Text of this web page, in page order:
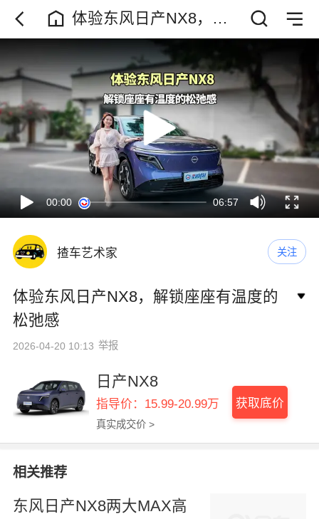
体验东风日产NX8，解
锁座座有温度的松弛感
00:00 06:57
揸车艺术家 关注
体验东风日产NX8，解锁座座有温度的
松弛感
2026-04-20 10:13 举报
日产NX8
指导价：15.99-20.99万
真实成交价 >
获取底价
相关推荐
东风日产NX8两大MAX高